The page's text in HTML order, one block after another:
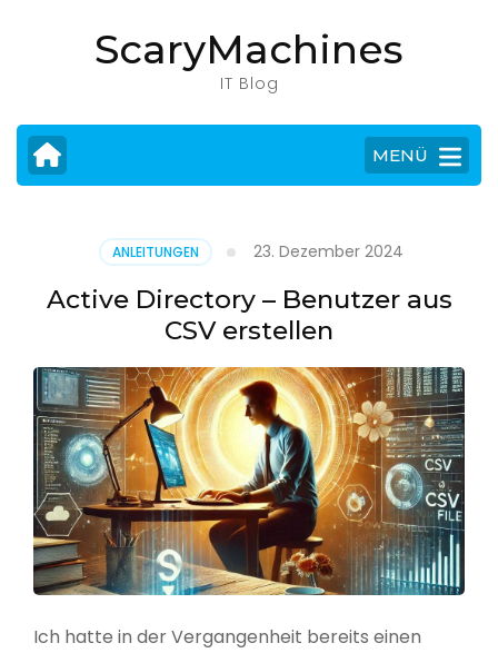
drücken)
ScaryMachines
IT Blog
MENÜ
ANLEITUNGEN 23. Dezember 2024
Active Directory – Benutzer aus
CSV erstellen
Ich hatte in der Vergangenheit bereits einen